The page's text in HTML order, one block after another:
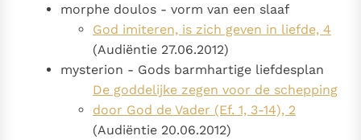
morphe doulos - vorm van een slaaf
God imiteren, is zich geven in liefde, 4
(Audiëntie 27.06.2012)
mysterion - Gods barmhartige liefdesplan
De goddelijke zegen voor de schepping
door God de Vader (Ef. 1, 3-14), 2
(Audiëntie 20.06.2012)